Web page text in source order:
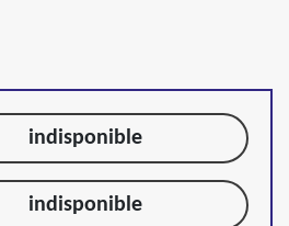
indisponible
indisponible